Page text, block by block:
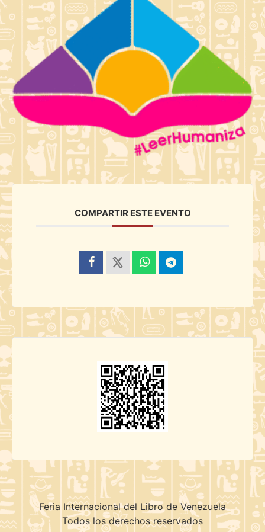
COMPARTIR ESTE EVENTO
Feria Internacional del Libro de Venezuela
Todos los derechos reservados